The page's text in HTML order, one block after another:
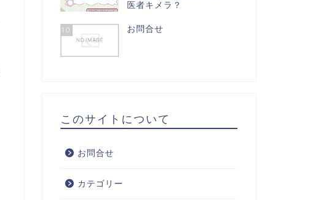
医者キメラ？
10 お問合せ
このサイトについて
お問合せ
カテゴリー